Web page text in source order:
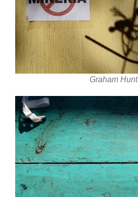
Graham Hunt